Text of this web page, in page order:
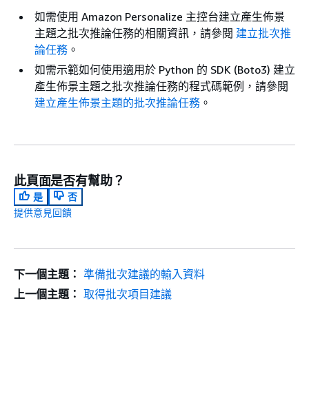
如需使用 Amazon Personalize 主控台建立產生佈景
主題之批次推論任務的相關資訊，請參閱 建立批次推
論任務 。
如需示範如何使用適用於 Python 的 SDK (Boto3) 建立
產生佈景主題之批次推論任務的程式碼範例，請參閱
建立產生佈景主題的批次推論任務 。
此頁面是否有幫助？
是
否
提供意見回饋
下一個主題： 準備批次建議的輸入資料
上一個主題： 取得批次項目建議